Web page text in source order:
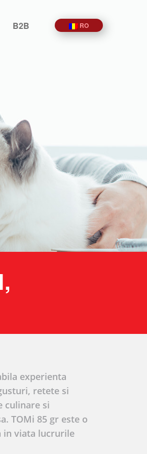
B2B RO
experienta
retete si
culinare si
TOMi 85 gr este o
in viata lucrurile